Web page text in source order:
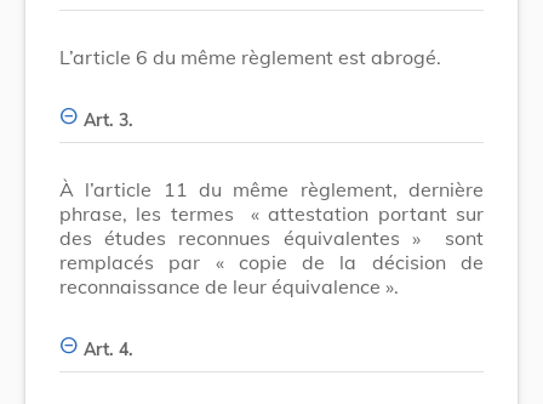
L’article 6 du même règlement est abrogé.
Art. 3.
À l’article 11 du même règlement, dernière
phrase, les termes
« attestation portant sur
des études reconnues équivalentes »
sont
remplacés par « copie de la décision de
reconnaissance de leur équivalence ».
Art. 4.